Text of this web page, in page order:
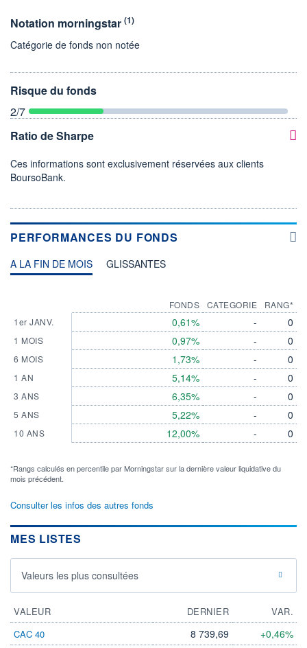
Notation morningstar (1)
Catégorie de fonds non notée
Risque du fonds
2/7
Ratio de Sharpe
Ces informations sont exclusivement réservées aux clients
BoursoBank.
PERFORMANCES DU FONDS
A LA FIN DE MOIS GLISSANTES
1er JANV.
1 MOIS
6 MOIS
1 AN
3 ANS
5 ANS
10 ANS
FONDS
0,61%
0,97%
1,73%
5,14%
6,35%
5,22%
12,00%
CATEGORIE
-
-
-
-
-
-
-
RANG*
0
0
0
0
0
0
0
*Rangs calculés en percentile par Morningstar sur la dernière valeur liquidative du
mois précédent.
Consulter les infos des autres fonds
MES LISTES
Valeurs les plus consultées
VALEUR DERNIER
VAR.
CAC 40
8 739,69 +0,46%